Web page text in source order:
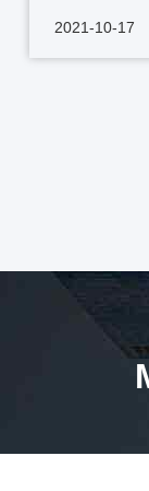
2021-10-17